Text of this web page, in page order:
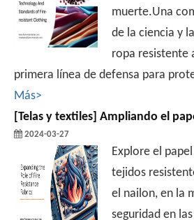
muerte.Una
de la ciencia y
ropa resistente
primera línea de defensa para
Más>
Telas y textiles Ampliando el papel de los
2024-03-27
Explore el
tejidos
el nailon, en la
seguridad en